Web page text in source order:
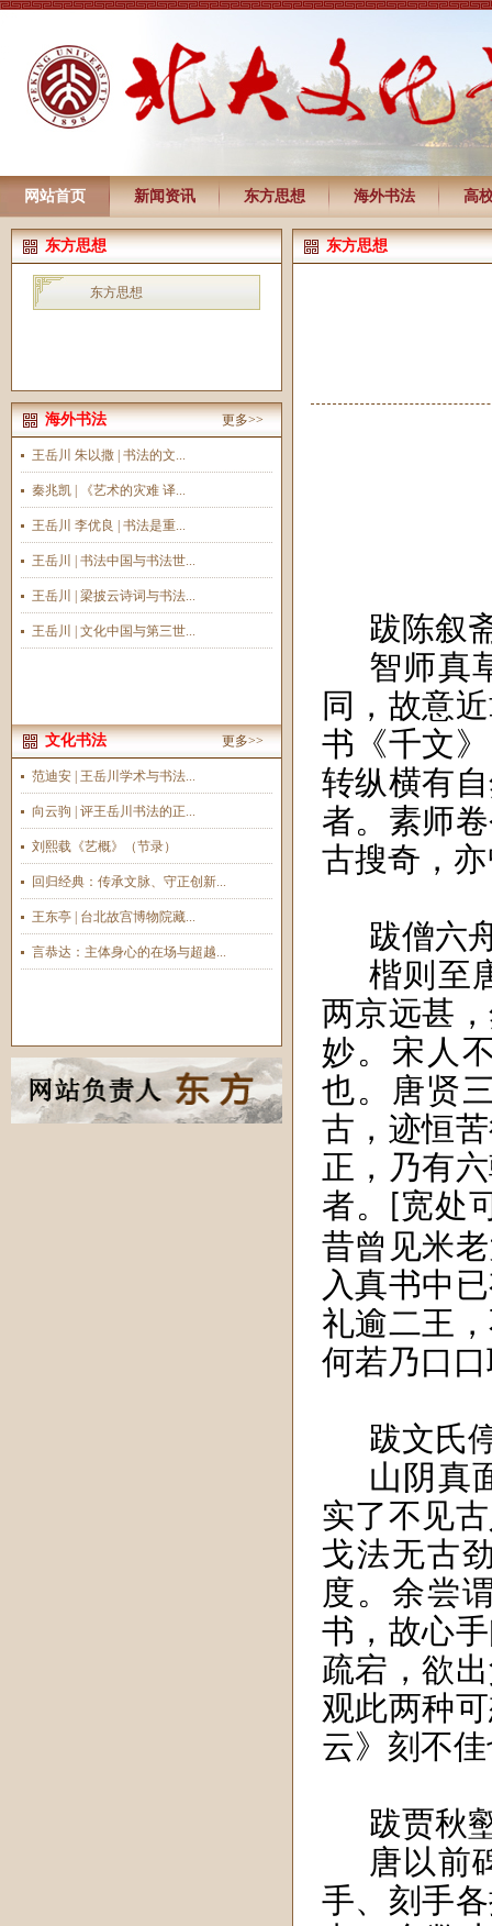
网站首页 新闻资讯 东方思想 海外书法 高
东方思想
东方思想
海外书法 更多>>
王岳川 朱以撒 | 书法的文...
秦兆凯 | 《艺术的灾难 译...
王岳川 李优良 | 书法是重...
王岳川 | 书法中国与书法世...
王岳川 | 梁披云诗词与书法...
王岳川 | 文化中国与第三世...
文化书法 更多>>
范迪安 | 王岳川学术与书法...
向云驹 | 评王岳川书法的正...
刘熙载《艺概》（节录）
回归经典：传承文脉、守正创新...
王东亭 | 台北故宫博物院藏...
言恭达：主体身心的在场与超越...
东方思想
跋陈叙
智师真
同，故意
书《千文
转纵横有
者。素师
古搜奇，
跋僧六
楷则至
两京远甚
妙。宋人
也。唐贤
古，迹恒
正，乃有
者。
宽处
昔曾见米
入真书中
礼逾二王
何若乃口
跋文氏
山阴真
实了不见
戈法无古
度。余尝
书，故心
疏宕，欲
观此两种
云》刻不
跋贾秋
唐以前
手、刻手